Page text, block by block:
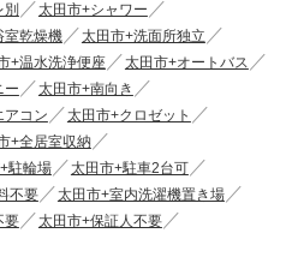
太田市+シャワー
室乾燥機
太田市+洗面所独立
+温水洗浄便座
太田市+オートバス
ー
太田市+南向き
アコン
太田市+クロゼット
+全居室収納
駐輪場
太田市+駐車2台可
不要
太田市+室内洗濯機置き場
要
太田市+保証人不要